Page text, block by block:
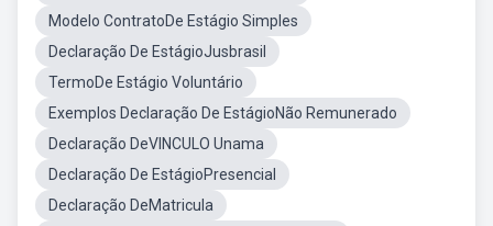
Modelo ContratoDe Estágio Simples
Declaração De EstágioJusbrasil
TermoDe Estágio Voluntário
Exemplos Declaração De EstágioNão Remunerado
Declaração DeVINCULO Unama
Declaração De EstágioPresencial
Declaração DeMatricula